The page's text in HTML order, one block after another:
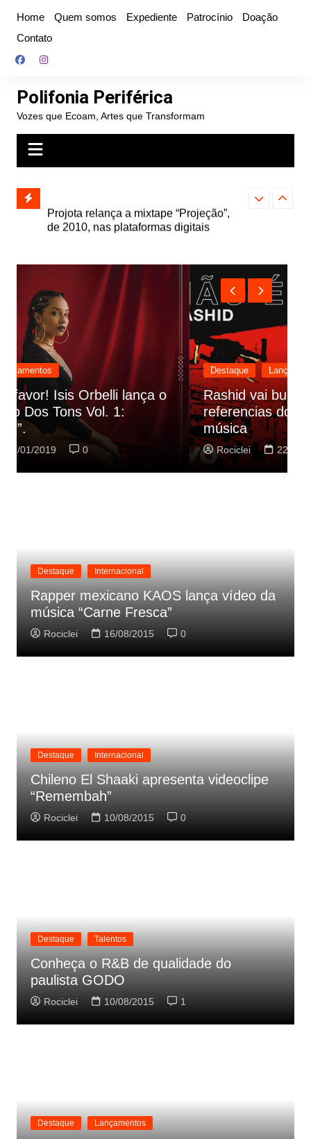
conteúdo
Home Quem somos Expediente Patrocínio
Doação
Contato
Polifonia Periférica
Vozes que Ecoam, Artes que Transformam
e abre
autoral,
de 2010, nas plataformas digitais
Farofa
Destaque Lançamentos
Rashid vai buscar nos HQs as
referencias do clipe de sua nova
música
Rociclei 22/01/2019
Destaque Internacional
Rapper mexicano KAOS lança vídeo da
música “Carne Fresca”
Rociclei 16/08/2015 0
Destaque Internacional
Chileno El Shaaki apresenta videoclipe
“Remembah”
Rociclei 10/08/2015 0
Destaque Talentos
Conheça o R&B de qualidade do
paulista GODO
Rociclei 10/08/2015 1
Destaque Lançamentos